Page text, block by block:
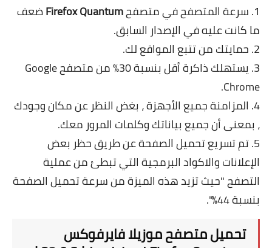
1. سرعة المتصفح في متصفح Firefox Quantumضعف
ما كانت عليه في الإصدار السابق.
2. حمايتك من تتبع المواقع لك.
3. يستهلك ذاكرة أقل بنسبة 30٪ من متصفح Google
Chrome.
4. المزامنة جميع الأجهزة ، بغض النظر عن مكان وجودك
، بمعنى أن جميع بياناتك وكلمات المرور معك.
5. تم تسريع تحميل الصفحة عن طريق حظر بعض
الإعلانات والاكواد البرمجية التي تبطئ من عملية
التصفح "حيث تزيد هذه الميزة من سرعة تحميل الصفحة
بنسبة 44٪".
تحميل متصفح موزيلا فايرفوكس